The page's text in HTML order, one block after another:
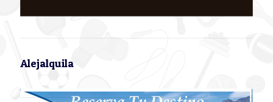
Alejalquila